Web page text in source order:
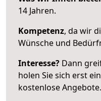
14 Jahren.
Kompetenz, da wir
Wünsche und
Interesse? Dann
holen Sie sich erst
kostenlose Angebote.